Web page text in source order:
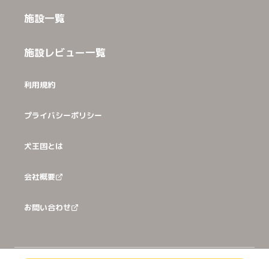
施設一覧
施設レビュー一覧
利用規約
プライバシーポリシー
犬王国とは
会社概要
お問い合わせ